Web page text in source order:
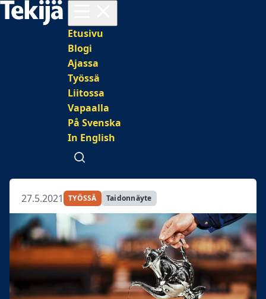
Päävalikko
Etusivu
Blogi
Ajassa
Työssä
Liitossa
Vapaalla
På Svenska
In English
Avaa haku
27.5.2021 TYÖSSÄ Taidonnäyte